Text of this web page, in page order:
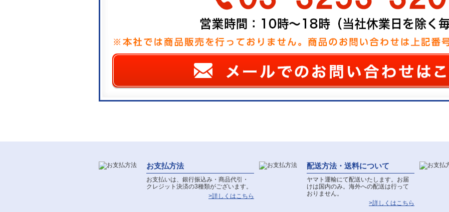
お支払方法
お支払いは、銀行振込み・商品代引・
クレジット決済の3種類がございます。
>詳しくはこちら
配送方法・送料について
ヤマト運輸にて配送いたします。お届
けは国内のみ。海外への配送は行って
おりません。
>詳しくはこちら